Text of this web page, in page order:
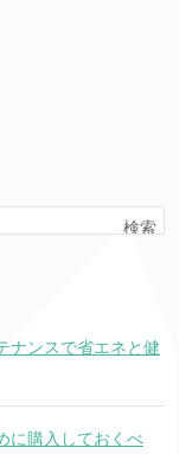
検索
ナンスで省エネと健
に購入しておくべ